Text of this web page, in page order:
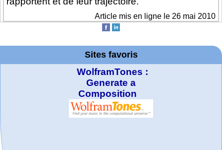
Article mis en ligne le 26 mai 2010
Sites favoris
WolframTones :
Generate a
Composition